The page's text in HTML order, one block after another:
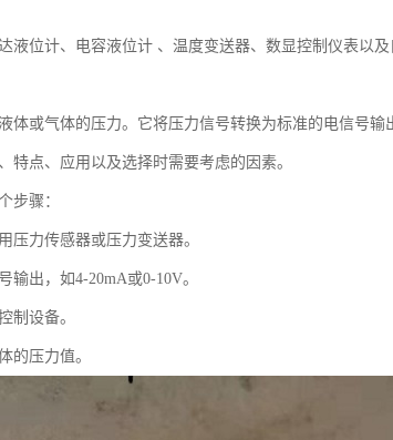
液位计、电容液位计 、温度变送器、数显控制仪表以
或气体的压力。它将压力信号转换为标准的电信号输
点、应用以及选择时需要考虑的因素。
步骤：
压力传感器或压力变送器。
出，如4-20mA或0-10V。
制设备。
的压力值。